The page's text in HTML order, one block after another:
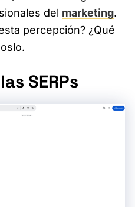
del marketing.
percepción? ¿Qué
SERPs